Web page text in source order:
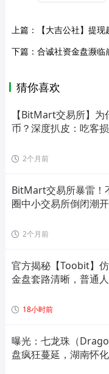
上篇：
【大吉公社】提现越
下篇： 合诚社资金盘濒临崩
猜你喜欢
【BitMart交易所】为
币？深度扒皮：吃客
2个月前
BitMart交易所暴雷！
圈中小交易所倒闭潮
2个月前
官方揭秘【Toobit】
金盘套路清晰，普通
18小时前
曝光：七龙珠（
盘疯狂蔓延，湖南怀